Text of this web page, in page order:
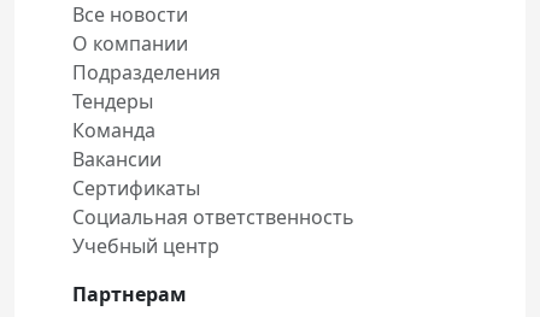
Все новости
О компании
Подразделения
Тендеры
Команда
Вакансии
Сертификаты
Социальная ответственность
Учебный центр
Партнерам